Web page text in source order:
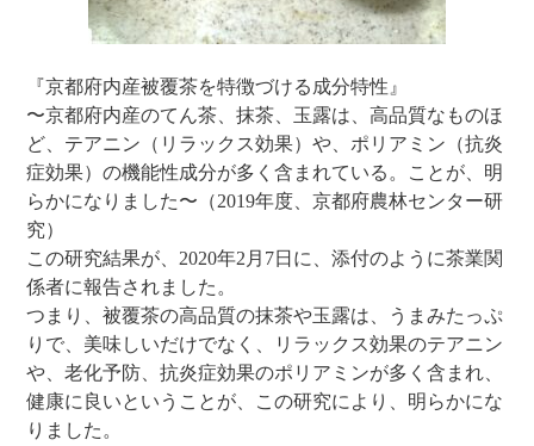
『京都府内産被覆茶を特徴づける成分特性』
〜京都府内産のてん茶、抹茶、玉露は、高品質なものほ
ど、テアニン（リラックス効果）や、ポリアミン（抗炎
症効果）の機能性成分が多く含まれている。ことが、明
らかになりました〜（2019年度、京都府農林センター研
究）
この研究結果が、2020年2月7日に、添付のように茶業関
係者に報告されました。
つまり、被覆茶の高品質の抹茶や玉露は、うまみたっぷ
りで、美味しいだけでなく、リラックス効果のテアニン
や、老化予防、抗炎症効果のポリアミンが多く含まれ、
健康に良いということが、この研究により、明らかにな
りました。